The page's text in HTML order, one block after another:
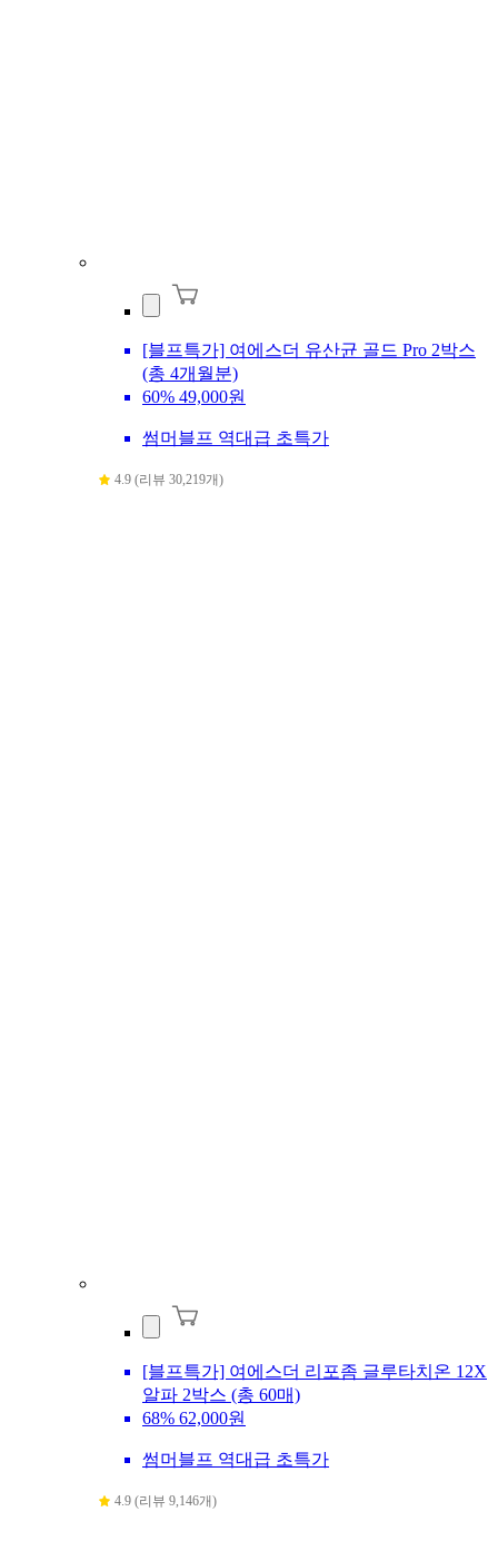
[블프특가] 여에스더 유산균 골드 Pro 2박스
(총 4개월분)
60% 49,000원
썸머블프 역대급 초특가
4.9 (리뷰 30,219개)
[블프특가] 여에스더 리포좀 글루타치온 12X
알파 2박스 (총 60매)
68% 62,000원
썸머블프 역대급 초특가
4.9 (리뷰 9,146개)